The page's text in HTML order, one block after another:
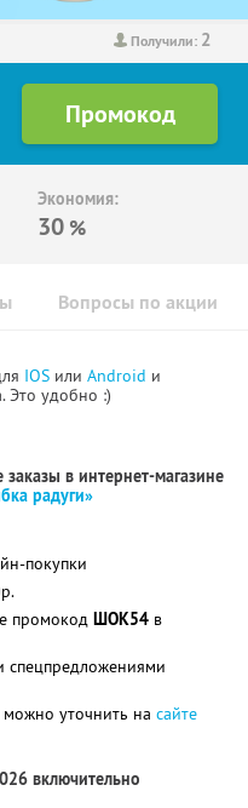
Получили: 2
Экономия:
30 %
Вопросы по акции
IOS или Android и
Это удобно :)
в интернет-магазине
радуги»
покупки
промокод ШОК54 в
спецпредложениями
уточнить на сайте
включительно